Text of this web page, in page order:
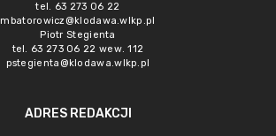
tel. 63 273 06 22
mbatorowicz@klodawa.wlkp.pl
Piotr Stegienta
tel. 63 273 06 22 wew. 112
pstegienta@klodawa.wlkp.pl
ADRES REDAKCJI